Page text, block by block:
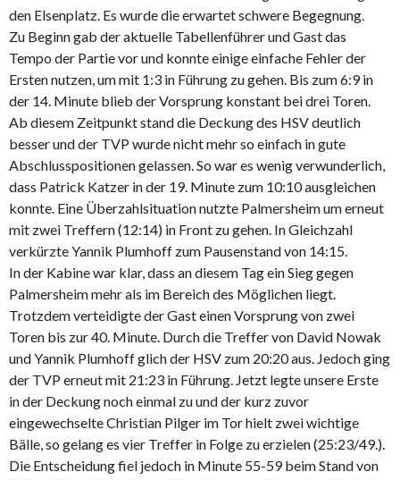
den Elsenplatz. Es wurde die erwartet schwere Begegnung.
Zu Beginn gab der aktuelle Tabellenführer und Gast das
Tempo der Partie vor und konnte einige einfache Fehler der
Ersten nutzen, um mit 1:3 in Führung zu gehen. Bis zum 6:9 in
der 14. Minute blieb der Vorsprung konstant bei drei Toren.
Ab diesem Zeitpunkt stand die Deckung des HSV deutlich
besser und der TVP wurde nicht mehr so einfach in gute
Abschlusspositionen gelassen. So war es wenig verwunderlich,
dass Patrick Katzer in der 19. Minute zum 10:10 ausgleichen
konnte. Eine Überzahlsituation nutzte Palmersheim um erneut
mit zwei Treffern (12:14) in Front zu gehen. In Gleichzahl
verkürzte Yannik Plumhoff zum Pausenstand von 14:15.
In der Kabine war klar, dass an diesem Tag ein Sieg gegen
Palmersheim mehr als im Bereich des Möglichen liegt.
Trotzdem verteidigte der Gast einen Vorsprung von zwei
Toren bis zur 40. Minute. Durch die Treffer von David Nowak
und Yannik Plumhoff glich der HSV zum 20:20 aus. Jedoch ging
der TVP erneut mit 21:23 in Führung. Jetzt legte unsere Erste
in der Deckung noch einmal zu und der kurz zuvor
eingewechselte Christian Pilger im Tor hielt zwei wichtige
Bälle, so gelang es vier Treffer in Folge zu erzielen (25:23/49.).
Die Entscheidung fiel jedoch in Minute 55-59 beim Stand von